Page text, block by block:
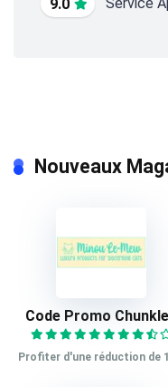
9.0
Nouveaux
Code Promo
Profiter d'une réduction de